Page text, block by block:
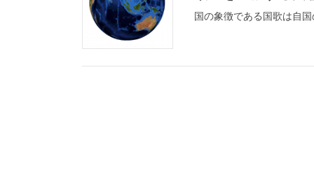
国の象徴である国歌は自